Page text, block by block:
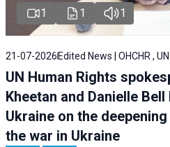
1 1 1
21-07-2026 Edited News | OHCHR ,
UN Human Rights
Kheetan and Danielle
Ukraine on the
the war in Ukraine